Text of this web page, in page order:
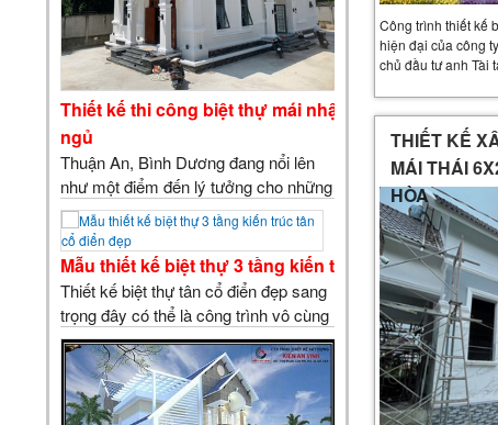
Thiết kế thi công biệt thự mái nhật 2 tầng tân cổ
ngủ
Thuận An, Bình Dương đang nổi lên
như một điểm đến lý tưởng cho những
ai đang tìm kiếm một không gian sống
đẳng cấp, hiện đại và tiện nghi. Trong
xu hướng kiến trúc hiện nay, thiết kế
thi công biệt thự tân cổ điển 2 tầng
mái nhật đang…
Mẫu thiết kế biệt thự 3 tầng kiến trúc tân cổ điển đẹp
Thiết kế biệt thự tân cổ điển đẹp sang
trọng đây có thể là công trình vô cùng
đẹp và mềm mại được chủ nhà đánh
giá cao trong một trong những công
trình đẹp hoành tráng tại Quận 9. Biệt
thự 3 tầ…
Công trình thiết kế
hiện đại của công
chủ đầu tư anh Tài
THIẾT KẾ
MÁI THÁI
HÒA